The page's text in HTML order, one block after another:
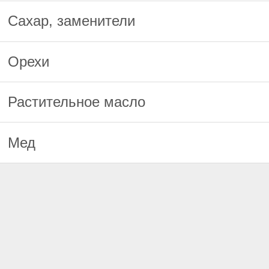
Сахар, заменители
Орехи
Растительное масло
Мед